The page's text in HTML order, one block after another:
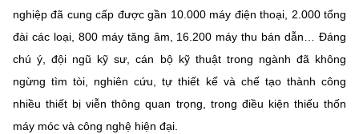
nghiệp đã cung cấp được gần 10.000 máy điện thoại, 2.000 tổng
đài các loại, 800 máy tăng âm, 16.200 máy thu bán dẫn… Đáng
chú ý, đội ngũ kỹ sư, cán bộ kỹ thuật trong ngành đã không
ngừng tìm tòi, nghiên cứu, tự thiết kế và chế tạo thành công
nhiều thiết bị viễn thông quan trọng, trong điều kiện thiếu thốn
máy móc và công nghệ hiện đại.